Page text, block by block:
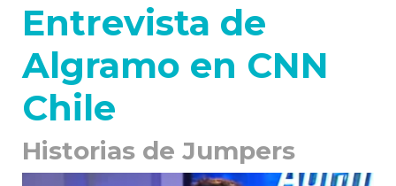
Entrevista de
Algramo en CNN
Chile
Historias de Jumpers